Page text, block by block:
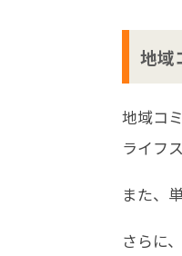
地域
地域コ
ライフ
また、
さらに